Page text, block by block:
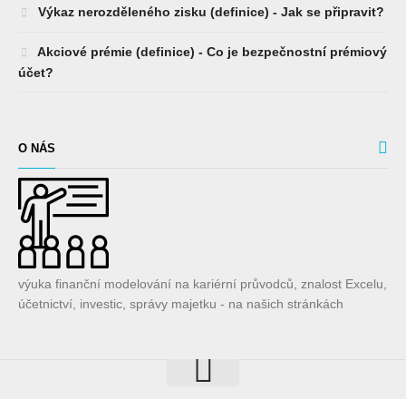
Výkaz nerozděleného zisku (definice) - Jak se připravit?
Akciové prémie (definice) - Co je bezpečnostní prémiový
účet?
O NÁS
výuka finanční modelování na kariérní průvodců, znalost Excelu,
účetnictví, investic, správy majetku - na našich stránkách